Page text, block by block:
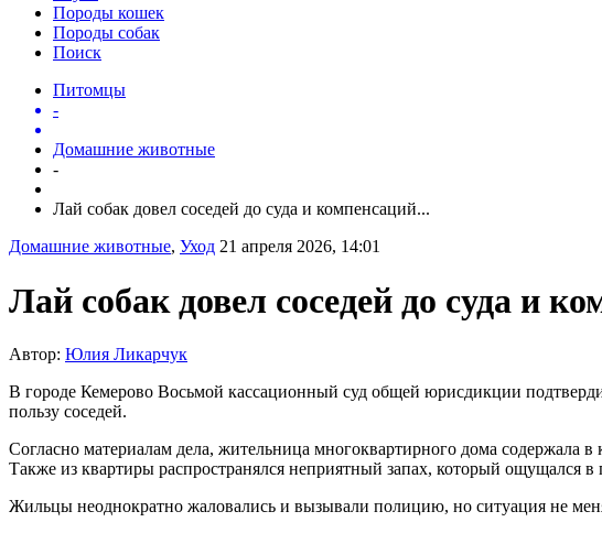
Породы кошек
Породы собак
Поиск
Питомцы
-
Домашние животные
-
Лай собак довел соседей до суда и компенсаций...
Домашние животные, Уход 21 апреля 2026, 14:01
Лай собак довел соседей до суда и
Автор: Юлия Ликарчук
В городе Кемерово Восьмой кассационный суд общей юрисдикции
пользу соседей.
Согласно материалам дела, жительница многоквартирного дома содержала в
Также из квартиры распространялся неприятный запах, который ощущался в
Жильцы неоднократно жаловались и вызывали полицию, но ситуация не